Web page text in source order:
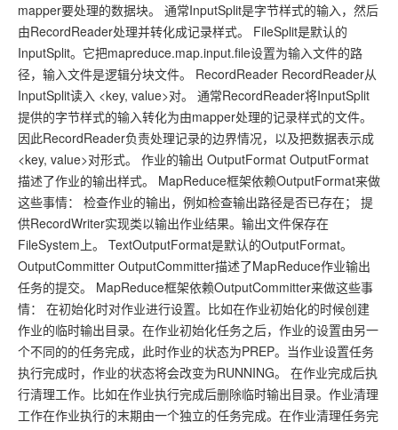
mapper要处理的数据块。 通常InputSplit是字节样式的输入，然后
由RecordReader处理并转化成记录样式。 FileSplit是默认的
InputSplit。它把mapreduce.map.input.file设置为输入文件的路
径，输入文件是逻辑分块文件。 RecordReader RecordReader从
InputSplit读入 <key, value>对。 通常RecordReader将InputSplit
提供的字节样式的输入转化为由mapper处理的记录样式的文件。
因此RecordReader负责处理记录的边界情况，以及把数据表示成
<key, value>对形式。 作业的输出 OutputFormat OutputFormat
描述了作业的输出样式。 MapReduce框架依赖OutputFormat来做
这些事情： 检查作业的输出，例如检查输出路径是否已存在； 提
供RecordWriter实现类以输出作业结果。输出文件保存在
FileSystem上。 TextOutputFormat是默认的OutputFormat。
OutputCommitter OutputCommitter描述了MapReduce作业输出
任务的提交。 MapReduce框架依赖OutputCommitter来做这些事
情： 在初始化时对作业进行设置。比如在作业初始化的时候创建
作业的临时输出目录。在作业初始化任务之后，作业的设置由另一
个不同的的任务完成，此时作业的状态为PREP。当作业设置任务
执行完成时，作业的状态将会改变为RUNNING。 在作业完成后执
行清理工作。比如在作业执行完成后删除临时输出目录。作业清理
工作在作业执行的末期由一个独立的任务完成。在作业清理任务完